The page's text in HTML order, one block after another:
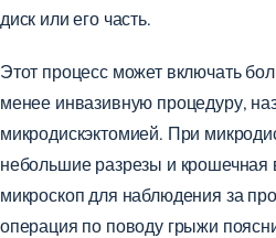
диск или его часть.
Этот процесс может включать
менее инвазивную процедуру,
микродискэктомией. При
небольшие разрезы и крошечная
микроскоп для наблюдения за
операция по поводу грыжи